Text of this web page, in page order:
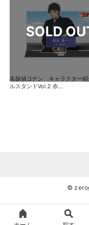
名探偵コナン キャラクター紹
ルスタンドVol.2 赤...
©